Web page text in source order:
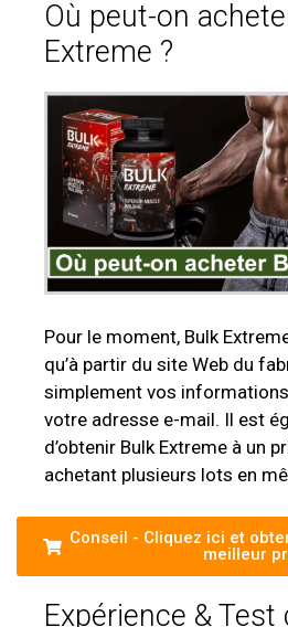
Où peut-on
Extreme ?
Pour le moment, Bulk
qu’à partir du site Web du
simplement vos
votre adresse e-mail. Il est
d’obtenir Bulk Extreme à un
achetant plusieurs lots en
Conseil - Cliquez ici et
meilleur
Expérience & Test